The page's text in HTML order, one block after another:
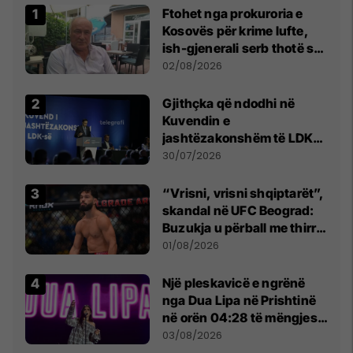
Ftohet nga prokuroria e
Kosovës për krime lufte,
ish-gjenerali serb thotë se
dikush e tradhtoi në
02/08/2026
Gjithçka që ndodhi në
Kuvendin e
jashtëzakonshëm të LDK-
së
30/07/2026
“Vrisni, vrisni shqiptarët”,
skandal në UFC Beograd:
Buzukja u përball me thirrje
anti-shqiptare nga
01/08/2026
Një pleskavicë e ngrënë
nga Dua Lipa në Prishtinë
në orën 04:28 të mëngjesit
- dhe bota digjitale serbe
03/08/2026